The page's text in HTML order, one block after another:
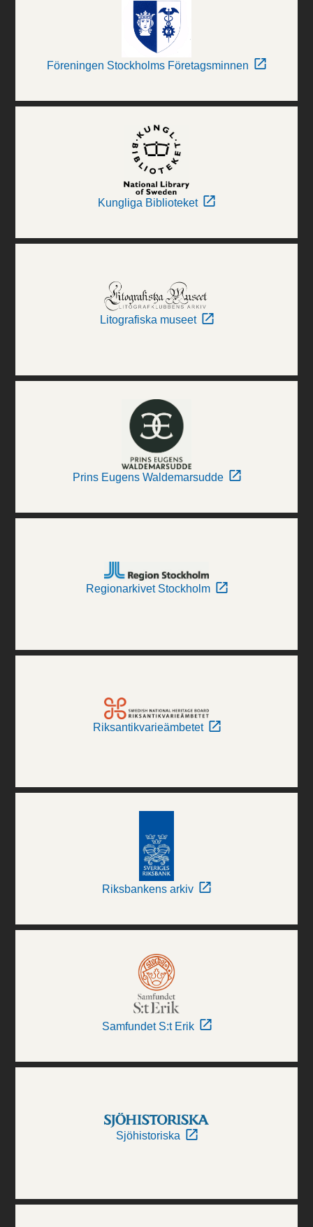
Föreningen Stockholms Företagsminnen
Kungliga Biblioteket
Litografiska museet
Prins Eugens Waldemarsudde
Regionarkivet Stockholm
Riksantikvarieämbetet
Riksbankens arkiv
Samfundet S:t Erik
Sjöhistoriska